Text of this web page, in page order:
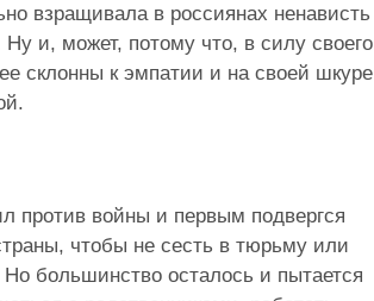
взращивала в россиянах ненависть
и, может, потому что, в силу своего
склонны к эмпатии и на своей шкуре
против войны и первым подвергся
чтобы не сесть в тюрьму или
большинство осталось и пытается